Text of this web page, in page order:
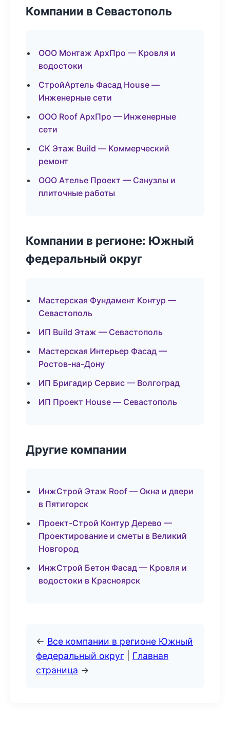
Компании в Севастополь
ООО Монтаж АрхПро — Кровля и
водостоки
СтройАртель Фасад House —
Инженерные сети
ООО Roof АрхПро — Инженерные
сети
СК Этаж Build — Коммерческий
ремонт
ООО Ателье Проект — Санузлы и
плиточные работы
Компании в регионе: Южный
федеральный округ
Мастерская Фундамент Контур —
Севастополь
ИП Build Этаж — Севастополь
Мастерская Интерьер Фасад —
Ростов-на-Дону
ИП Бригадир Сервис — Волгоград
ИП Проект House — Севастополь
Другие компании
ИнжСтрой Этаж Roof — Окна и двери
в Пятигорск
Проект-Строй Контур Дерево —
Проектирование и сметы в Великий
Новгород
ИнжСтрой Бетон Фасад — Кровля и
водостоки в Красноярск
← Все компании в регионе Южный
федеральный округ
Главная
страница →